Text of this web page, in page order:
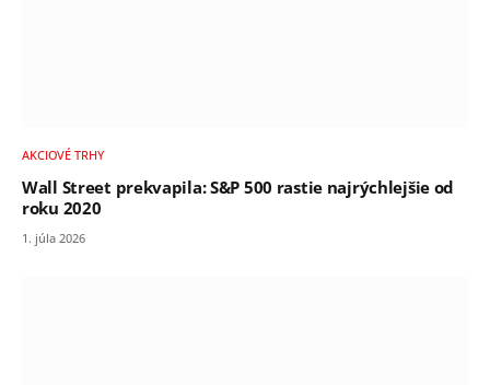
AKCIOVÉ TRHY
Wall Street prekvapila: S&P 500 rastie najrýchlejšie od
roku 2020
1. júla 2026